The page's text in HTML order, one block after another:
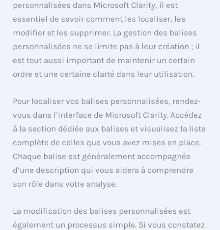
personnalisées dans Microsoft Clarity, il est
essentiel de savoir comment les localiser, les
modifier et les supprimer. La gestion des balises
personnalisées ne se limite pas à leur création ; il
est tout aussi important de maintenir un certain
ordre et une certaine clarté dans leur utilisation.
Pour localiser vos balises personnalisées, rendez-
vous dans l’interface de Microsoft Clarity. Accédez
à la section dédiée aux balises et visualisez la liste
complète de celles que vous avez mises en place.
Chaque balise est généralement accompagnée
d’une description qui vous aidera à comprendre
son rôle dans votre analyse.
La modification des balises personnalisées est
également un processus simple. Si vous constatez